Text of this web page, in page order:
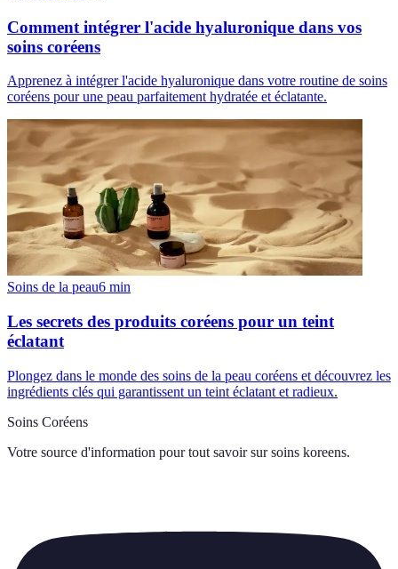
Comment intégrer l'acide hyaluronique dans vos
soins coréens
Apprenez à intégrer l'acide hyaluronique dans votre routine de soins
coréens pour une peau parfaitement hydratée et éclatante.
Soins de la peau6 min
Les secrets des produits coréens pour un teint
éclatant
Plongez dans le monde des soins de la peau coréens et découvrez les
ingrédients clés qui garantissent un teint éclatant et radieux.
Soins Coréens
Votre source d'information pour tout savoir sur soins koreens.